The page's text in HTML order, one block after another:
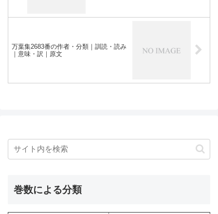
万葉集2683番の作者・分類｜訓読・読み
｜意味・訳｜原文
巻数による分類